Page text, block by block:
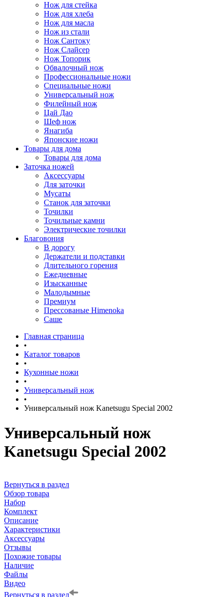
Нож для стейка
Нож для хлеба
Нож для масла
Нож из стали
Нож Сантоку
Нож Слайсер
Нож Топорик
Обвалочный нож
Профессиональные ножи
Специальные ножи
Универсальный нож
Филейный нож
Цай Дао
Шеф нож
Янагиба
Японские ножи
Товары для дома
Товары для дома
Заточка ножей
Аксессуары
Для заточки
Мусаты
Станок для заточки
Точилки
Точильные камни
Электрические точилки
Благовония
В дорогу
Держатели и подставки
Длительного горения
Ежедневные
Изысканные
Малодымные
Премиум
Прессованые Himenoka
Саше
Главная страница
•
Каталог товаров
•
Кухонные ножи
•
Универсальный нож
•
Универсальный нож Kanetsugu Special 2002
Универсальный нож
Kanetsugu Special 2002
Вернуться в раздел
Обзор товара
Набор
Комплект
Описание
Характеристики
Аксессуары
Отзывы
Похожие товары
Наличие
Файлы
Видео
Вернуться в раздел